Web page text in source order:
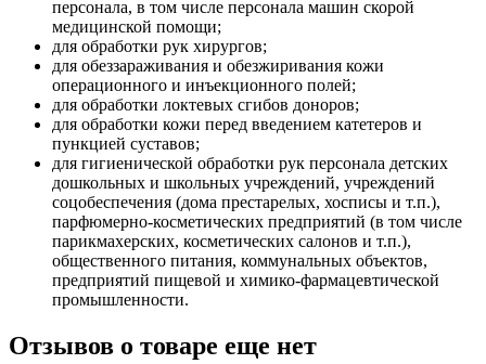
персонала, в том числе персонала машин скорой
медицинской помощи;
для обработки рук хирургов;
для обеззараживания и обезжиривания кожи
операционного и инъекционного полей;
для обработки локтевых сгибов доноров;
для обработки кожи перед введением катетеров и
пункцией суставов;
для гигиенической обработки рук персонала детских
дошкольных и школьных учреждений, учреждений
соцобеспечения (дома престарелых, хосписы и т.п.),
парфюмерно-косметических предприятий (в том числе
парикмахерских, косметических салонов и т.п.),
общественного питания, коммунальных объектов,
предприятий пищевой и химико-фармацевтической
промышленности.
Отзывов о товаре еще нет